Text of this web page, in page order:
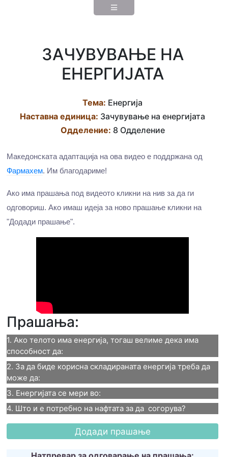
ЗАЧУВУВАЊЕ НА
ЕНЕРГИЈАТА
Тема: Енергија
Наставна eдиница: Зачувување на енергијата
Одделение: 8 Одделение
Македонската адаптација на ова видео е поддржана од
Фармахем. Им благодариме!
Ако има прашања под видеото кликни на нив за да ги
одговориш. Ако имаш идеја за ново прашање кликни на
"Додади прашање".
Прашања:
1. Ако телото има енергија, тогаш велиме дека има
способност да:
1. Ако телото има енергија,
тогаш велиме дека има
способност да:
Се движи
2. За да биде корисна складираната енергија треба да
може да:
2. За да биде корисна
складираната енергија
3. Енергијата се мери во:
3. Енергијата се мери во:
Вати
4. Што и е потребно на нафтата за да  согорува?
4. Што и е потребно на
нафтата за да согорува?